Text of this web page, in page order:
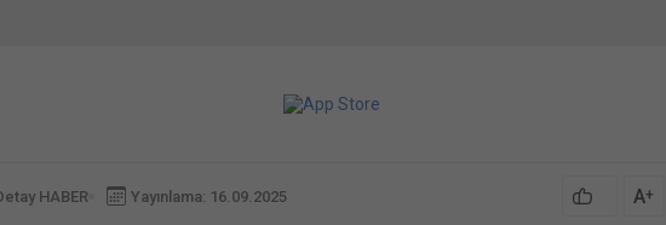
HABER Yayınlama: 16.09.2025 A+